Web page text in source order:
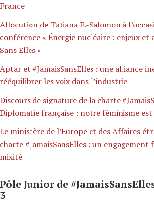
France
Allocution de Tatiana F.-Salomon à
conférence « Énergie nucléaire : enjeux et
Sans Elles »
Aptar et #JamaisSansElles : une alliance
rééquilibrer les voix dans l’industrie
Discours de signature de la charte
Diplomatie française : notre féminisme est
Le ministère de l’Europe et des Affaires
charte #JamaisSansElles : un
mixité
Pôle Junior de
3